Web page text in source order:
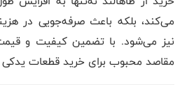
می‌کند، بلکه باعث صرفه‌جویی در
نیز می‌شود. با تضمین کیفیت و قیمت
مقاصد محبوب برای خرید قطعات